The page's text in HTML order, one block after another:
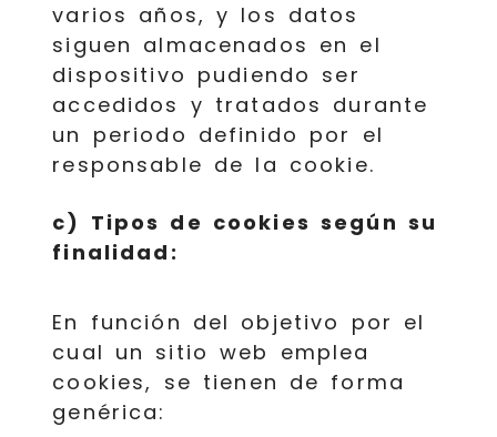
varios años, y los datos
siguen almacenados en el
dispositivo pudiendo ser
accedidos y tratados durante
un periodo definido por el
responsable de la cookie.
c) Tipos de cookies según su
finalidad:
En función del objetivo por el
cual un sitio web emplea
cookies, se tienen de forma
genérica: